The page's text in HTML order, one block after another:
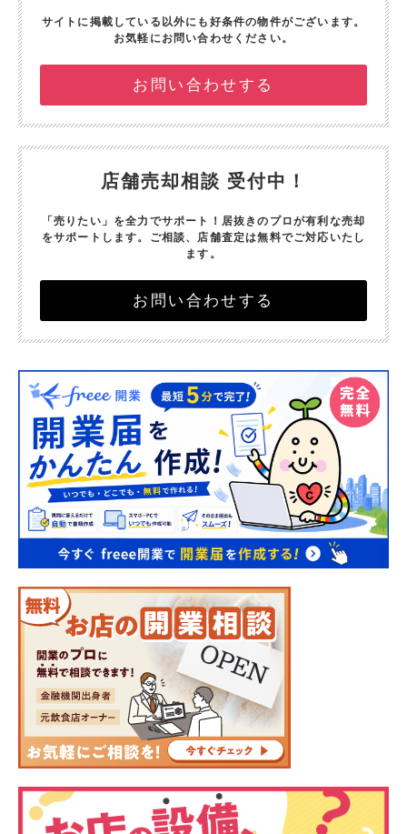
サイトに掲載している以外にも好条件の物件がございます。
お気軽にお問い合わせください。
お問い合わせする
店舗売却相談 受付中！
「売りたい」を全力でサポート！ 居抜きのプロが有利な売却
をサポートします。 ご相談、店舗査定は無料でご対応いたし
ます。
お問い合わせする